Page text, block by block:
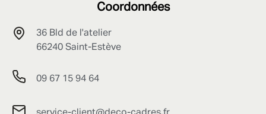
Coordonnées
36 Bld de l'atelier
66240 Saint-Estève
09 67 15 94 64